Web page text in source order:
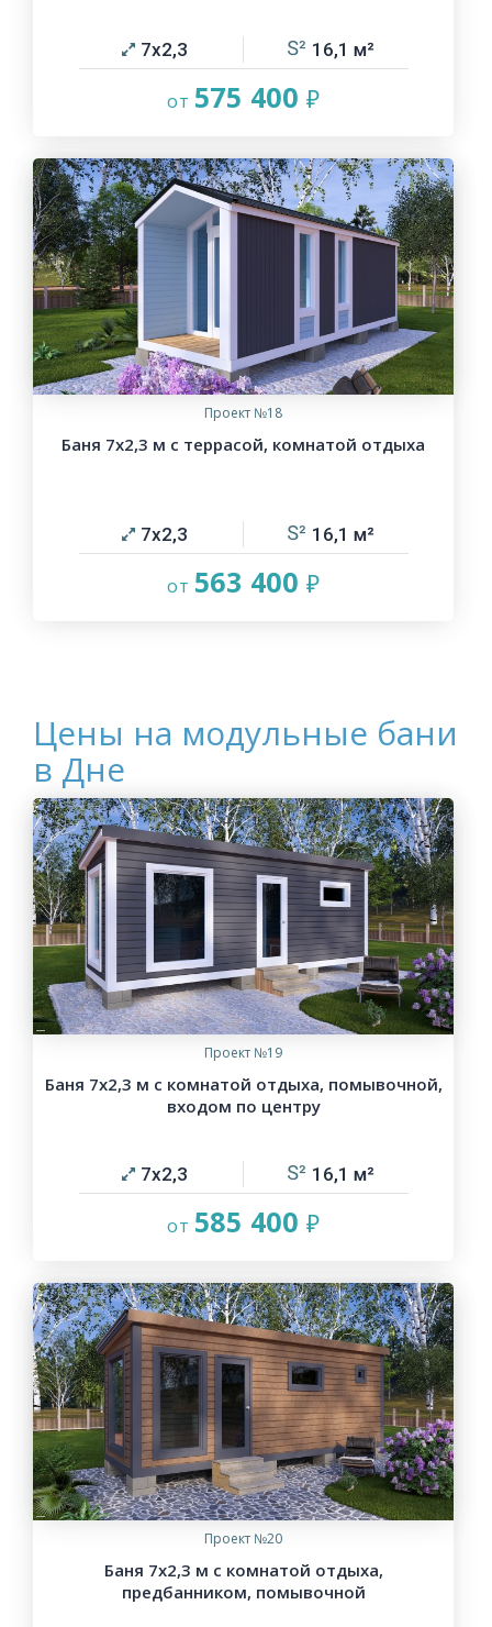
7х2,3 16,1
575 400
Проект №18
Баня 7х2,3 м с террасой, комнатой отдыха
7х2,3 16,1
563 400
Цены на модульные бани
в Дне
Проект №19
Баня 7х2,3 м с комнатой отдыха, помывочной,
входом по центру
7х2,3 16,1
585 400
Проект №20
Баня 7х2,3 м с комнатой отдыха,
предбанником, помывочной